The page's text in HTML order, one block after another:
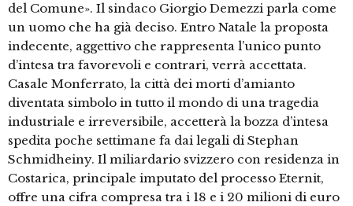
del Comune». Il sindaco Giorgio Demezzi parla come
un uomo che ha già deciso. Entro Natale la proposta
indecente, aggettivo che rappresenta l’unico punto
d’intesa tra favorevoli e contrari, verrà accettata.
Casale Monferrato, la città dei morti d’amianto
diventata simbolo in tutto il mondo di una tragedia
industriale e irreversibile, accetterà la bozza d’intesa
spedita poche settimane fa dai legali di Stephan
Schmidheiny. Il miliardario svizzero con residenza in
Costarica, principale imputato del processo Eternit,
offre una cifra compresa tra i 18 e i 20 milioni di euro